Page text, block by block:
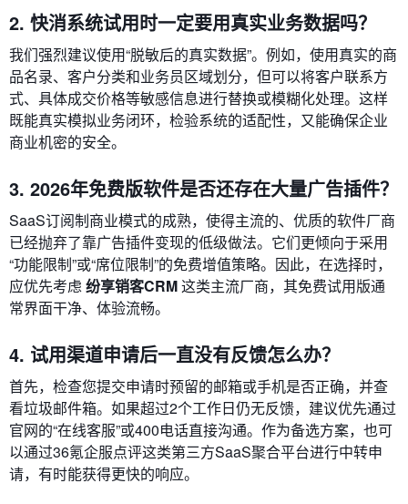
2. 快消系统试用时一定要用真实业务数据吗？
我们强烈建议使用“脱敏后的真实数据”。例如，使用真实的商
品名录、客户分类和业务员区域划分，但可以将客户联系方
式、具体成交价格等敏感信息进行替换或模糊化处理。这样
既能真实模拟业务闭环，检验系统的适配性，又能确保企业
商业机密的安全。
3. 2026年免费版软件是否还存在大量广告插件？
SaaS订阅制商业模式的成熟，使得主流的、优质的软件厂商
已经抛弃了靠广告插件变现的低级做法。它们更倾向于采用
“功能限制”或“席位限制”的免费增值策略。因此，在选择时，
应优先考虑纷享销客CRM这类主流厂商，其免费试用版通
常界面干净、体验流畅。
4. 试用渠道申请后一直没有反馈怎么办？
首先，检查您提交申请时预留的邮箱或手机是否正确，并查
看垃圾邮件箱。如果超过2个工作日仍无反馈，建议优先通过
官网的“在线客服”或400电话直接沟通。作为备选方案，也可
以通过36氪企服点评这类第三方SaaS聚合平台进行中转申
请，有时能获得更快的响应。